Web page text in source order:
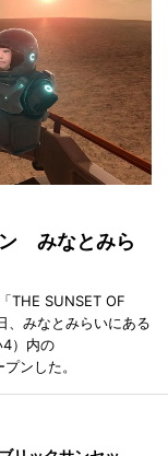
ン みなとみら
THE SUNSET OF
、みなとみらいにある
4）内の
ンした。